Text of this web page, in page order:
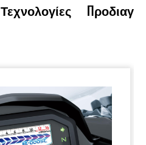
Τεχνολογίες